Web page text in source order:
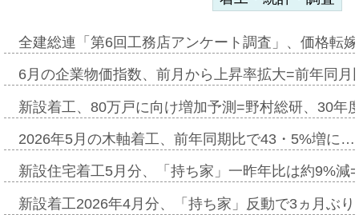
全建総連「第6回工務店アンケート調査」、価格転
6月の企業物価指数、前月から上昇率拡大=前年同
新設着工、80万戸に向け増加予測=野村総研、30年
2026年5月の木軸着工、前年同期比で43・5%増に…
新設住宅着工5月分、「持ち家」一昨年比は約9%
新設着工2026年4月分、「持ち家」反動で3ヵ月ぶ